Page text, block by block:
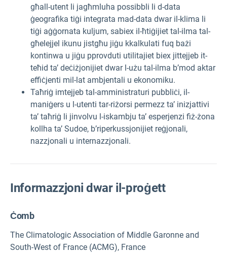
għall-utent li jagħmluha possibbli li d-data
ġeografika tiġi integrata mad-data dwar il-klima li
tiġi aġġornata kuljum, sabiex il-ħtiġijiet tal-ilma tal-
għelejjel ikunu jistgħu jiġu kkalkulati fuq bażi
kontinwa u jiġu pprovduti utilitajiet biex jittejjeb it-
teħid ta’ deċiżjonijiet dwar l-użu tal-ilma b’mod aktar
effiċjenti mil-lat ambjentali u ekonomiku.
Taħriġ imtejjeb tal-amministraturi pubbliċi, il-
maniġers u l-utenti tar-riżorsi permezz ta’ inizjattivi
ta’ taħriġ li jinvolvu l-iskambju ta’ esperjenzi fiż-żona
kollha ta’ Sudoe, b’riperkussjonijiet reġjonali,
nazzjonali u internazzjonali.
Informazzjoni dwar il-proġett
Ċomb
The Climatologic Association of Middle Garonne and
South-West of France (ACMG), France